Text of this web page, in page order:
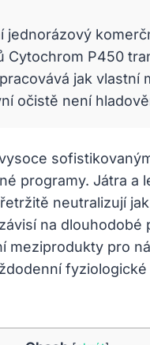
jednorázový
Cytochrom P450
jak
očistě není
programy. Játra a
neutralizují
na
meziprodukty pro